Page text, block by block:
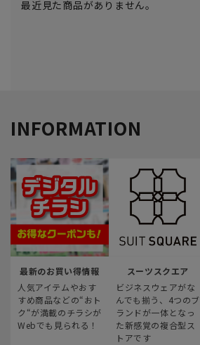
最近見た商品がありません。
INFORMATION
最新のお買い得情報
人気アイテムやおす
すめ商品などの“おト
ク“が満載のチラシが
Webでも見られる！
スーツスクエア
ビジネスウェアがな
んでも揃う、4つのブ
ランドが一体となっ
た新感覚の複合型ス
トアです